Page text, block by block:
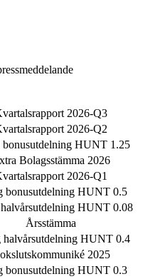
2026-Q3
2026-Q2
bonusutdelning HUNT 1.25
Bolagsstämma 2026
2026-Q1
bonusutdelning HUNT 0.5
HUNT 0.08
Årsstämma
halvårsutdelning HUNT 0.4
2025
bonusutdelning HUNT 0.3